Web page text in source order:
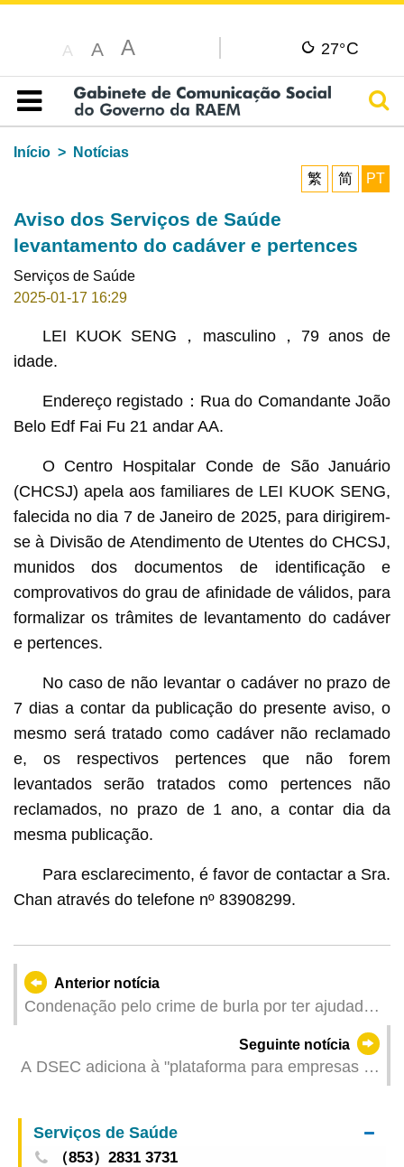
A A A 27°C
Índice
Início
Notícias
繁
简 PT
Aviso dos Serviços de Saúde
levantamento do cadáver e pertences
Serviços de Saúde
2025-01-17 16:29
LEI KUOK SENG，masculino，79 anos de
idade.
Endereço registado：Rua do Comandante João
Belo Edf Fai Fu 21 andar AA.
O Centro Hospitalar Conde de São Januário
(CHCSJ) apela aos familiares de LEI KUOK SENG,
falecida no dia 7 de Janeiro de 2025, para dirigirem-
se à Divisão de Atendimento de Utentes do CHCSJ,
munidos dos documentos de identificação e
comprovativos do grau de afinidade de válidos, para
formalizar os trâmites de levantamento do cadáver
e pertences.
No caso de não levantar o cadáver no prazo de
7 dias a contar da publicação do presente aviso, o
mesmo será tratado como cadáver não reclamado
e, os respectivos pertences que não forem
levantados serão tratados como pertences não
reclamados, no prazo de 1 ano, a contar dia da
mesma publicação.
Para esclarecimento, é favor de contactar a Sra.
Chan através do telefone nº 83908299.
Anterior notícia
Condenação pelo crime de burla por ter ajudado
Seguinte notícia
A DSEC adiciona à "plataforma para empresas e
estatísticos do Governo"
Serviços de Saúde
（853）2831 3731